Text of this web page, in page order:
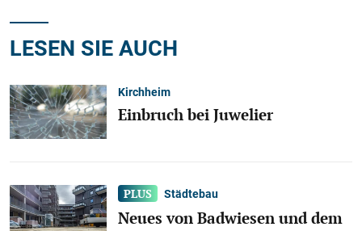
LESEN SIE AUCH
Kirchheim
Einbruch bei Juwelier
Städtebau
Neues von Badwiesen und dem